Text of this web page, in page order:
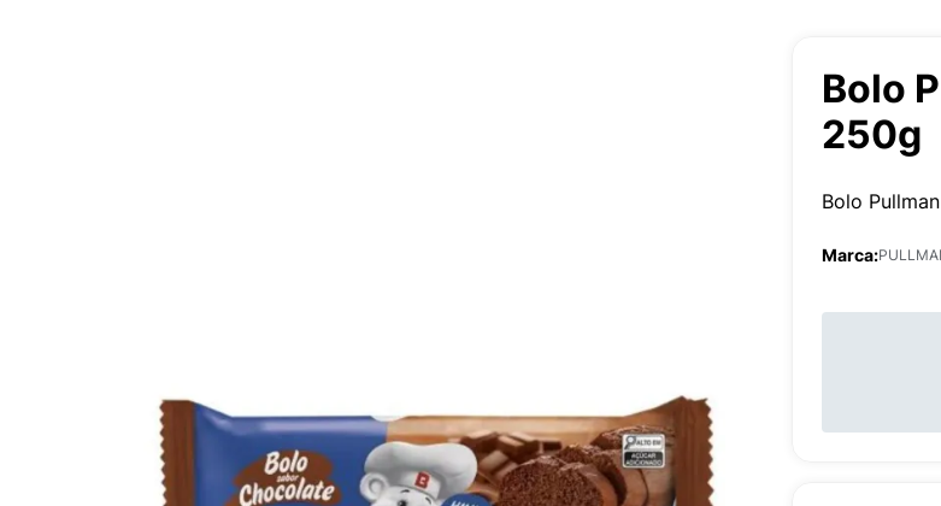
Bolo
250g
Bolo
Marca: